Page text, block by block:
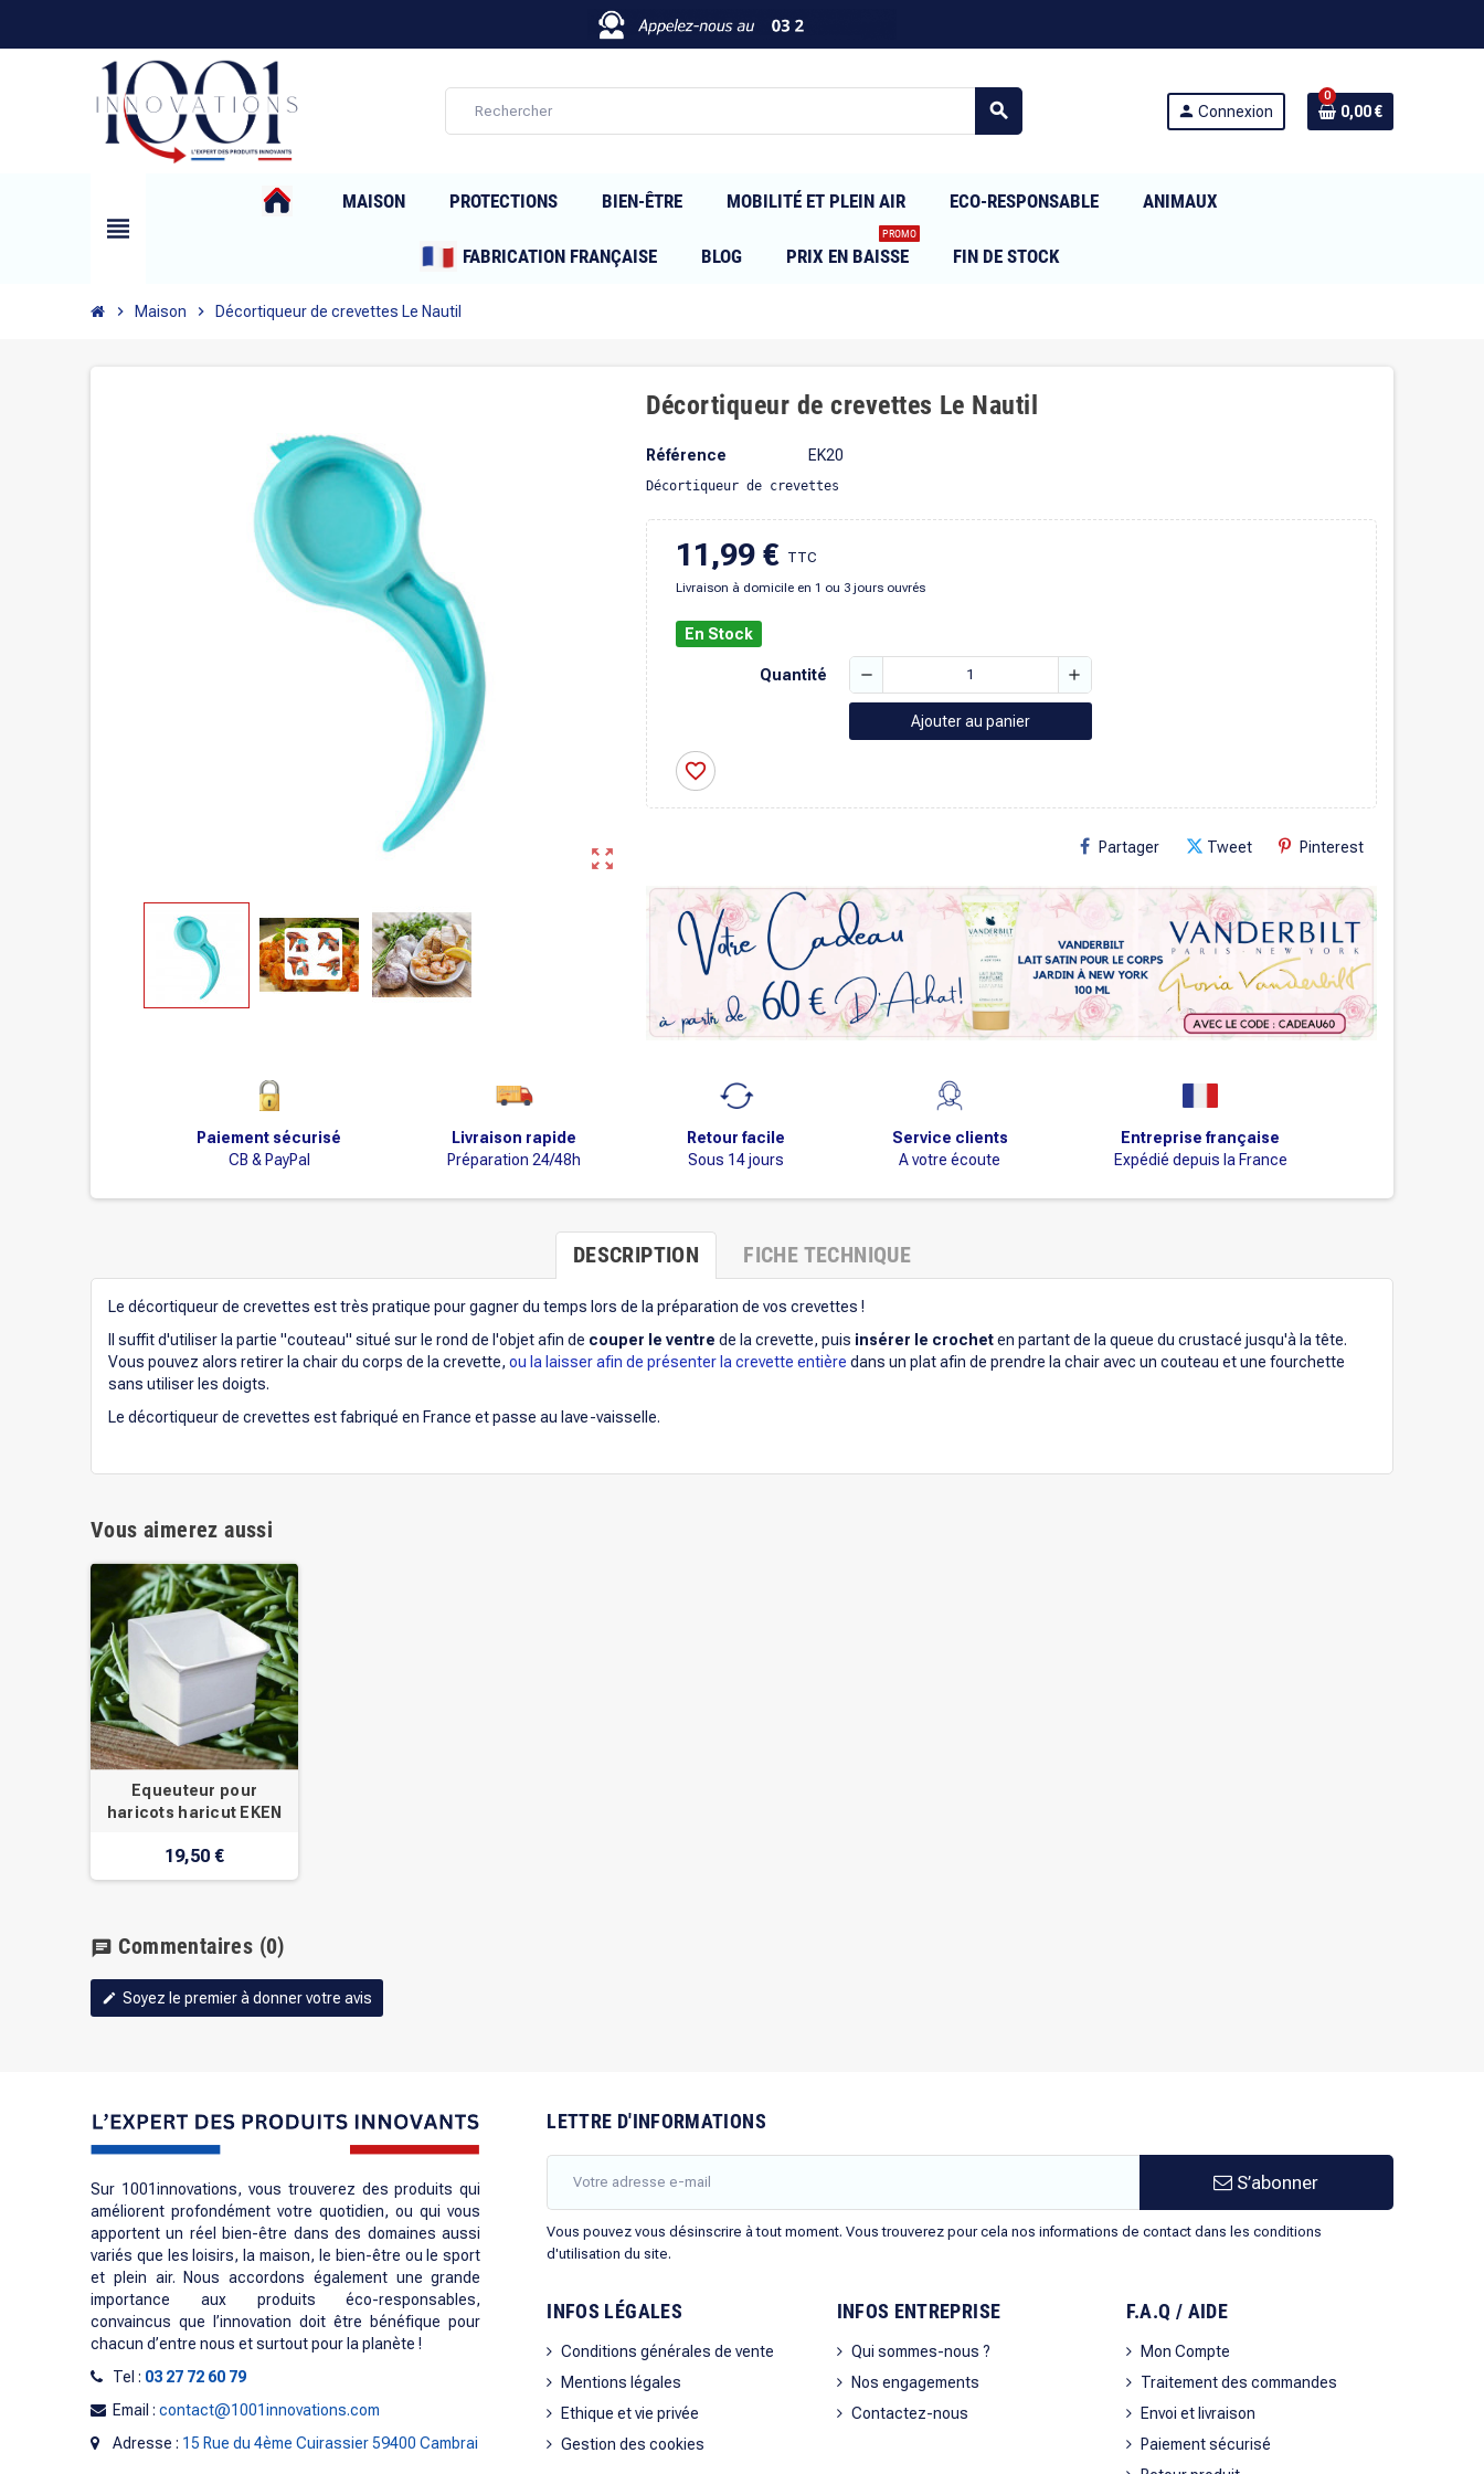
search person Connexion
0
0,00 €
view_headline
MAISON PROTECTIONS BIEN-ÊTRE MOBILITÉ ET PLEIN AIR ECO-RESPONSABLE ANIMAUX
FABRICATION FRANÇAISE BLOG PRIX EN BAISSE
PROMO
FIN DE STOCK
chevron_right Maison chevron_right Décortiqueur de crevettes Le Nautil
zoom_out_map
Décortiqueur de crevettes Le Nautil
Référence EK20
Décortiqueur de crevettes
11,99 € TTC
Livraison à domicile en 1 ou 3 jours ouvrés
En Stock
Quantité remove add
Ajouter au panier
favorite_border
Partager Tweet Pinterest
Paiement sécurisé
CB & PayPal
Livraison rapide
Préparation 24/48h
Retour facile
Sous 14 jours
Service clients
A votre écoute
Entreprise française
Expédié depuis la France
DESCRIPTION FICHE TECHNIQUE
Le décortiqueur de crevettes est très pratique pour gagner du temps lors de la préparation de vos crevettes !
Il suffit d'utiliser la partie "couteau" situé sur le rond de l'objet afin de couper le ventre de la crevette, puis insérer le crocheten partant de la queue du crustacé jusqu'à la tête.
Vous pouvez alors retirer la chair du corps de la crevette, ou la laisser afin de présenter la crevette entière dans un plat afin de prendre la chair avec un couteau et une fourchette
sans utiliser les doigts.
Le décortiqueur de crevettes est fabriqué en France et passe au lave-vaisselle.
Vous aimerez aussi
Equeuteur pour
haricots haricut EKEN
19,50 €
chat Commentaires (0)
edit Soyez le premier à donner votre avis
Sur 1001innovations, vous trouverez des produits qui
améliorent profondément votre quotidien, ou qui vous
apportent un réel bien-être dans des domaines aussi
variés que les loisirs, la maison, le bien-être ou le sport
et plein air. Nous accordons également une grande
importance aux produits éco-responsables,
convaincus que l’innovation doit être bénéfique pour
chacun d’entre nous et surtout pour la planète !
Tel : 03 27 72 60 79
Email : contact@1001innovations.com
Adresse : 15 Rue du 4ème Cuirassier 59400 Cambrai
LETTRE D'INFORMATIONS
S’abonner
Vous pouvez vous désinscrire à tout moment. Vous trouverez pour cela nos informations de contact dans les conditions
d'utilisation du site.
INFOS LÉGALES
Conditions générales de vente
Mentions légales
Ethique et vie privée
Gestion des cookies
INFOS ENTREPRISE
Qui sommes-nous ?
Nos engagements
Contactez-nous
F.A.Q / AIDE
Mon Compte
Traitement des commandes
Envoi et livraison
Paiement sécurisé